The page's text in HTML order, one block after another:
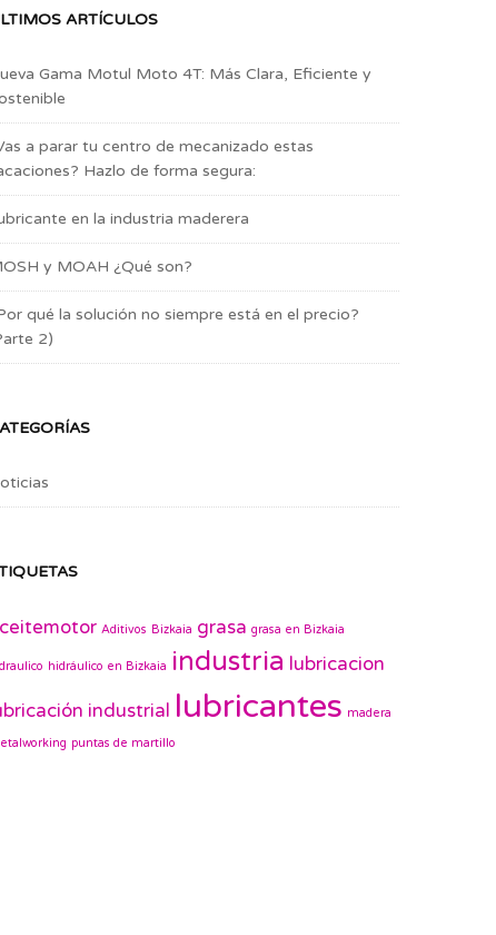
ARTÍCULOS
Gama Motul Moto 4T: Más Clara, Eficiente y
a parar tu centro de mecanizado estas
Hazlo de forma segura:
en la industria maderera
y MOAH ¿Qué son?
qué la solución no siempre está en el precio?
2)
Aditivos Bizkaia grasa grasa en Bizkaia
hidráulico en Bizkaia industria lubricacion
industrial lubricantes madera
puntas de martillo